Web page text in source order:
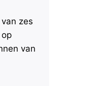
zes
van